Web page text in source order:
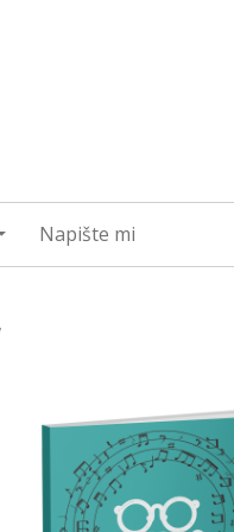
Napište mi